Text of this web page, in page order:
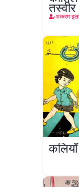
तस्वीर
अकरम
कलियाँ